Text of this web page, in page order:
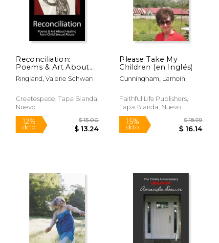
12% $ 13.24 12%
Reconciliation:
Poems & Art About
Healing from Child
Sexual Abuse (en
Ringland, Valerie Schwan
Createspace, Tapa Blanda,
Nuevo
Please Take My
Children (en Inglés)
Cunningham, Lamoin
Faithful Life Publishers,
Tapa Blanda, Nuevo